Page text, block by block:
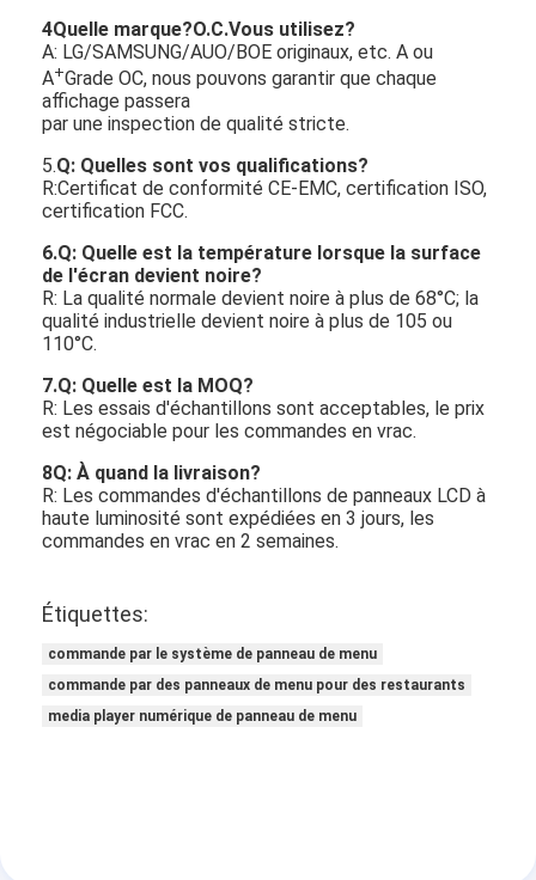
4Quelle marque?O.C.Vous utilisez?
A: LG/SAMSUNG/AUO/BOE originaux, etc. A ou
A+Grade OC, nous pouvons garantir que chaque
affichage passera
par une inspection de qualité stricte.
5.Q: Quelles sont vos qualifications?
R:Certificat de conformité CE-EMC, certification ISO,
certification FCC.
6.Q: Quelle est la température lorsque la surface
de l'écran devient noire?
R: La qualité normale devient noire à plus de 68°C; la
qualité industrielle devient noire à plus de 105 ou
110°C.
7.Q: Quelle est la MOQ?
R: Les essais d'échantillons sont acceptables, le prix
est négociable pour les commandes en vrac.
8Q: À quand la livraison?
R: Les commandes d'échantillons de panneaux LCD à
haute luminosité sont expédiées en 3 jours, les
commandes en vrac en 2 semaines.
Étiquettes:
commande par le système de panneau de menu
commande par des panneaux de menu pour des restaurants
media player numérique de panneau de menu